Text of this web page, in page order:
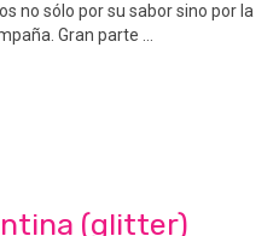
no sólo por su sabor sino por la
Gran parte …
(glitter)